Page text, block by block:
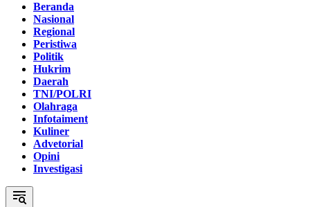
Beranda
Nasional
Regional
Peristiwa
Politik
Hukrim
Daerah
TNI/POLRI
Olahraga
Infotaiment
Kuliner
Advetorial
Opini
Investigasi